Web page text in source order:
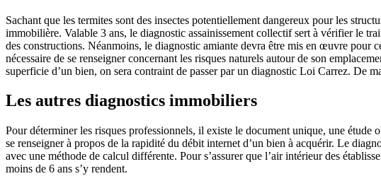
Sachant que les termites sont des insectes potentiellement dangereux pour les
immobilière. Valable 3 ans, le diagnostic assainissement collectif sert à vérifier le
des constructions. Néanmoins, le diagnostic amiante devra être mis en œuvre pour
nécessaire de se renseigner concernant les risques naturels autour de son
superficie d’un bien, on sera contraint de passer par un diagnostic Loi Carrez. De
Les autres diagnostics immobiliers
Pour déterminer les risques professionnels, il existe le document unique, une
se renseigner à propos de la rapidité du débit internet d’un bien à acquérir. Le
avec une méthode de calcul différente. Pour s’assurer que l’air intérieur des
moins de 6 ans s’y rendent.